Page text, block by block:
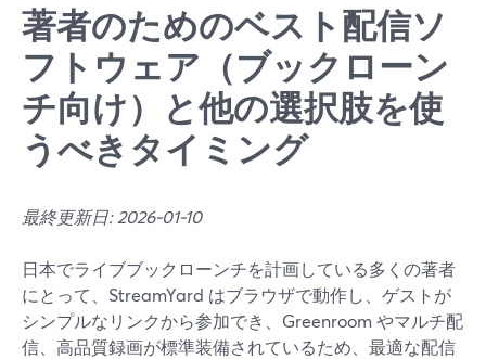
著者のためのベスト配信ソ
フトウェア（ブックローン
チ向け）と他の選択肢を使
うべきタイミング
最終更新日: 2026-01-10
日本でライブブックローンチを計画している多くの著者
にとって、StreamYard はブラウザで動作し、ゲストが
シンプルなリンクから参加でき、Greenroom やマルチ配
信、高品質録画が標準装備されているため、最適な配信